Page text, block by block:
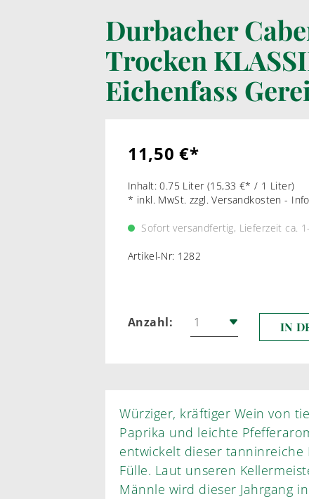
LIKÖRWEIN
PORTWEIN
SHERRY
MARSALA & CO
Durbacher
Trocken
Eichenfass
11,50 €*
Inhalt:0.75 Liter (15,33 €* / 1 Liter)
* inkl. MwSt. zzgl. Versandkosten -
Sofort versandfertig, Lieferzeit ca.
Artikel-Nr: 1282
Anzahl: IN
Würziger, kräftiger Wein von
Paprika und leichte Pfefferaromen in der Nase. Am Gaumen
entwickelt dieser tanninreiche Rotwein seine volle Aromatik und
Fülle. Laut unseren Kellermeistern Rüdiger
Männle wird dieser Jahrgang